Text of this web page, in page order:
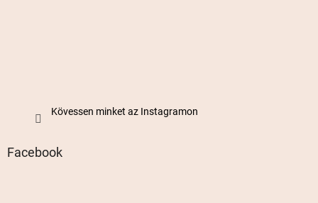
Kövessen minket az Instagramon
Facebook